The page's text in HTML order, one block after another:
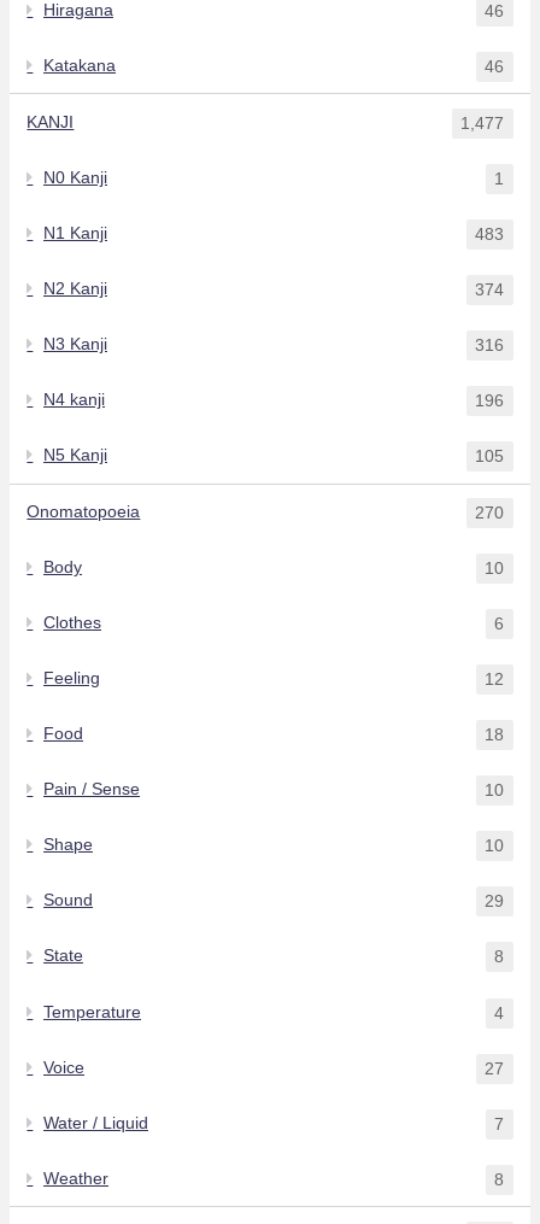
Hiragana 46
Katakana 46
KANJI 1,477
N0 Kanji 1
N1 Kanji 483
N2 Kanji 374
N3 Kanji 316
N4 kanji 196
N5 Kanji 105
Onomatopoeia 270
Body 10
Clothes 6
Feeling 12
Food 18
Pain / Sense 10
Shape 10
Sound 29
State 8
Temperature 4
Voice 27
Water / Liquid 7
Weather 8